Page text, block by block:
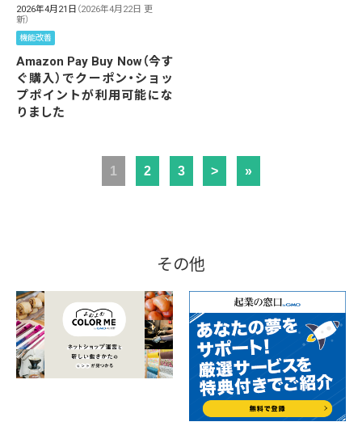
2026年4月21日 （2026年4月22日 更
新）
機能改善
Amazon Pay Buy Now（今す
ぐ購入）でクーポン・ショッ
プポイントが利用可能にな
りました
1 2 3 > »
その他